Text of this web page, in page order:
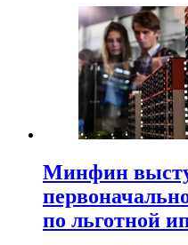
Минфин
по льготной